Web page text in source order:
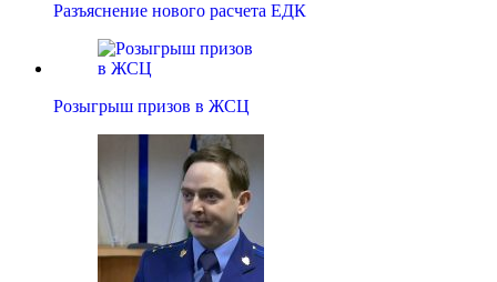
Разъяснение нового расчета ЕДК
Розыгрыш призов в ЖСЦ